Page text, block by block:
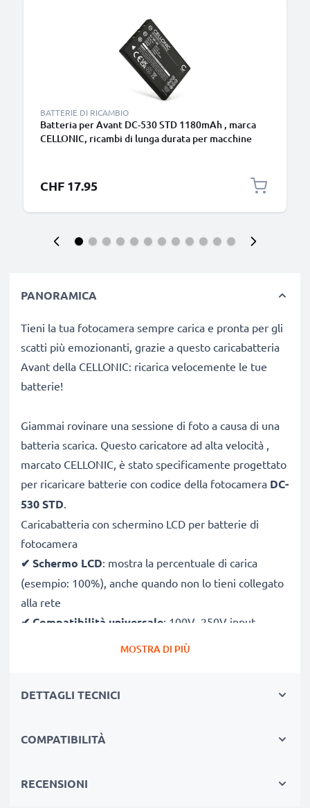
BATTERIE DI RICAMBIO
Batteria per Avant DC-530 STD 1180mAh , marca
CELLONIC, ricambi di lunga durata per macchine
CHF 17.95
PANORAMICA
Tieni la tua fotocamera sempre carica e pronta per gli
scatti più emozionanti, grazie a questo caricabatteria
Avant della CELLONIC: ricarica velocemente le tue
batterie!
Giammai rovinare una sessione di foto a causa di una
batteria scarica. Questo caricatore ad alta velocità ,
marcato CELLONIC, è stato specificamente progettato
per ricaricare batterie con codice della fotocamera DC-
530 STD.
Caricabatteria con schermino LCD per batterie di
fotocamera
✔ Schermo LCD: mostra la percentuale di carica
(esempio: 100%), anche quando non lo tieni collegato
alla rete
✔ Compatibilità universale: 100V–250V input
flessibile, utilizzabile ovunque, in Italia, Europa o fuori
aumenta la durata della batteria incrementando la
✔Sicurezza certificato
MOSTRA DI PIÙ
DETTAGLI TECNICI
COMPATIBILITÀ
RECENSIONI